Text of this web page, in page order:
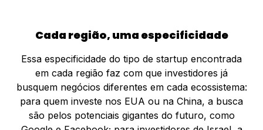
Cada região, uma especificidade
Essa especificidade do tipo de startup encontrada
em cada região faz com que investidores já
busquem negócios diferentes em cada ecossistema:
para quem investe nos EUA ou na China, a busca
são pelos potenciais gigantes do futuro, como